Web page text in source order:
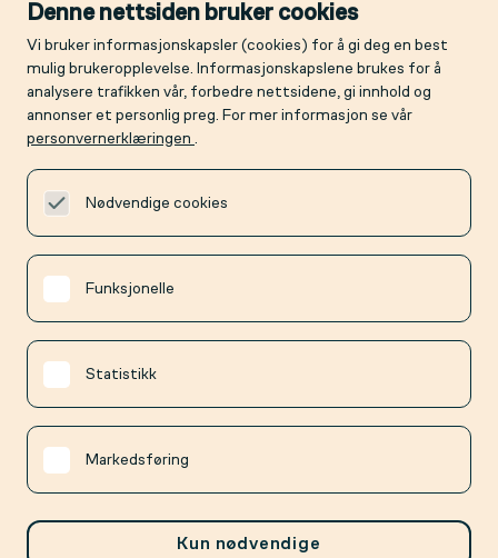
Denne nettsiden bruker cookies
Vi bruker informasjonskapsler (cookies) for å gi deg en best
mulig brukeropplevelse. Informasjonskapslene brukes for å
analysere trafikken vår, forbedre nettsidene, gi innhold og
annonser et personlig preg. For mer informasjon se vår
personvernerklæringen .
Nødvendige cookies
Funksjonelle
Statistikk
Markedsføring
Kun nødvendige